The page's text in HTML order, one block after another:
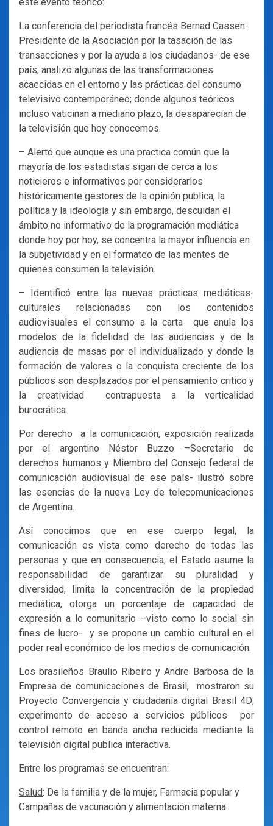
La conferencia del periodista francés Bernad Cassen-
Presidente de la Asociación por la tasación de las
transacciones y por la ayuda a los ciudadanos- de ese
país, analizó algunas de las transformaciones
acaecidas en el entorno y las prácticas del consumo
televisivo contemporáneo; donde algunos teóricos
incluso vaticinan a mediano plazo, la desaparecían de
la televisión que hoy conocemos.
– Alertó que aunque es una practica común que la
mayoría de los estadistas sigan de cerca a los
noticieros e informativos por considerarlos
históricamente gestores de la opinión publica, la
política y la ideología y sin embargo, descuidan el
ámbito no informativo de la programación mediática
donde hoy por hoy, se concentra la mayor influencia en
la subjetividad y en el formateo de las mentes de
quienes consumen la televisión.
– Identificó entre las nuevas prácticas mediáticas-
culturales relacionadas con los contenidos
audiovisuales el consumo a la carta que anula los
modelos de la fidelidad de las audiencias y de la
audiencia de masas por el individualizado y donde la
formación de valores o la conquista creciente de los
públicos son desplazados por el pensamiento critico y
la creatividad contrapuesta a la verticalidad
burocrática.
Por derecho a la comunicación, exposición realizada
por el argentino Néstor Buzzo –Secretario de
derechos humanos y Miembro del Consejo federal de
comunicación audiovisual de ese país- ilustró sobre
las esencias de la nueva Ley de telecomunicaciones
de Argentina.
Así conocimos que en ese cuerpo legal, la
comunicación es vista como derecho de todas las
personas y que en consecuencia; el Estado asume la
responsabilidad de garantizar su pluralidad y
diversidad, limita la concentración de la propiedad
mediática, otorga un porcentaje de capacidad de
expresión a lo comunitario –visto como lo social sin
fines de lucro- y se propone un cambio cultural en el
poder real económico de los medios de comunicación.
Los brasileños Braulio Ribeiro y Andre Barbosa de la
Empresa de comunicaciones de Brasil, mostraron su
Proyecto Convergencia y ciudadanía digital Brasil 4D;
experimento de acceso a servicios públicos por
control remoto en banda ancha reducida mediante la
televisión digital publica interactiva.
Entre los programas se encuentran:
Salud: De la familia y de la mujer, Farmacia popular y
Campañas de vacunación y alimentación materna.